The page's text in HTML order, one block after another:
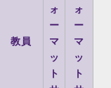
教員
ォ
ー
マ
ッ
ト
ォ
ー
マ
ッ
ト